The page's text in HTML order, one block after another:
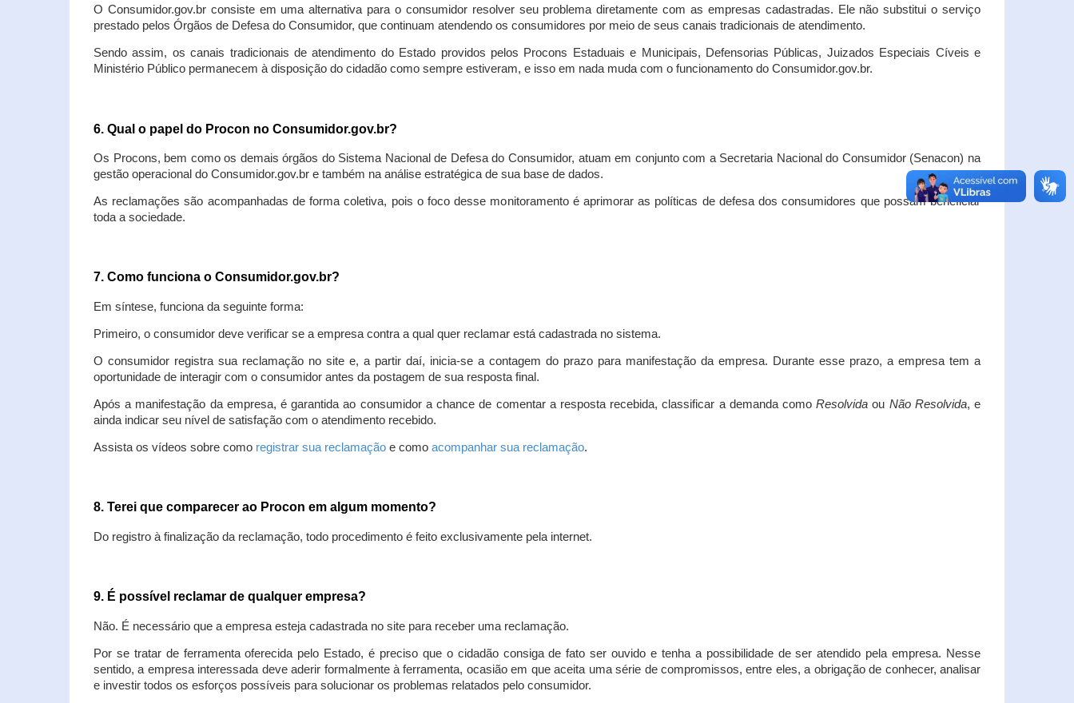
O Consumidor.gov.br consiste em uma alternativa para o consumidor resolver seu problema diretamente com as empresas cadastradas. Ele não substitui o serviço
prestado pelos Órgãos de Defesa do Consumidor, que continuam atendendo os consumidores por meio de seus canais tradicionais de atendimento.
Sendo assim, os canais tradicionais de atendimento do Estado providos pelos Procons Estaduais e Municipais, Defensorias Públicas, Juizados Especiais Cíveis e
Ministério Público permanecem à disposição do cidadão como sempre estiveram, e isso em nada muda com o funcionamento do Consumidor.gov.br.
6. Qual o papel do Procon no Consumidor.gov.br?
Os Procons, bem como os demais órgãos do Sistema Nacional de Defesa do Consumidor, atuam em conjunto com a Secretaria Nacional do Consumidor (Senacon) na
gestão operacional do Consumidor.gov.br e também na análise estratégica de sua base de dados.
As reclamações são acompanhadas de forma coletiva, pois o foco desse monitoramento é aprimorar as políticas de defesa dos consumidores que possam beneficiar
toda a sociedade.
7. Como funciona o Consumidor.gov.br?
Em síntese, funciona da seguinte forma:
Primeiro, o consumidor deve verificar se a empresa contra a qual quer reclamar está cadastrada no sistema.
O consumidor registra sua reclamação no site e, a partir daí, inicia-se a contagem do prazo para manifestação da empresa. Durante esse prazo, a empresa tem a
oportunidade de interagir com o consumidor antes da postagem de sua resposta final.
Após a manifestação da empresa, é garantida ao consumidor a chance de comentar a resposta recebida, classificar a demanda comoResolvida ou Não Resolvida, e
ainda indicar seu nível de satisfação com o atendimento recebido.
Assista os vídeos sobre como registrar sua reclamação e como acompanhar sua reclamação.
8. Terei que comparecer ao Procon em algum momento?
Do registro à finalização da reclamação, todo procedimento é feito exclusivamente pela internet.
9. É possível reclamar de qualquer empresa?
Não. É necessário que a empresa esteja cadastrada no site para receber uma reclamação.
Por se tratar de ferramenta oferecida pelo Estado, é preciso que o cidadão consiga de fato ser ouvido e tenha a possibilidade de ser atendido pela empresa. Nesse
sentido, a empresa interessada deve aderir formalmente à ferramenta, ocasião em que aceita uma série de compromissos, entre eles, a obrigação de conhecer, analisar
e investir todos os esforços possíveis para solucionar os problemas relatados pelo consumidor.